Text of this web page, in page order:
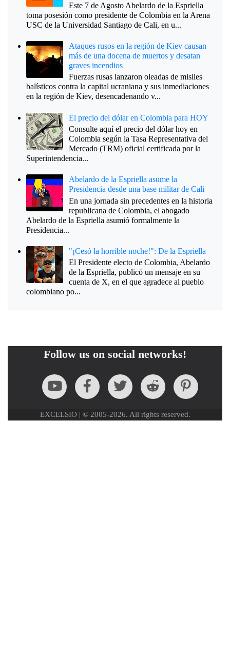
Este 7 de Agosto Abelardo de la Espriella
toma posesión como presidente de Colombia en la Arena
USC de la Universidad Santiago de Cali, en u...
Ataques rusos en la región de Kiev causan
más de una docena de muertos y desatan
graves incendios
Fuerzas rusas lanzaron oleadas de misiles
balísticos contra la capital ucraniana y sus inmediaciones
en la región de Kiev, desencadenando v...
El precio del dólar en Colombia para HOY
Consulte aquí el precio del dólar hoy en
Colombia según la Tasa Representativa del
Mercado (TRM) oficial certificada por la
Superintendencia...
Abelardo de la Espriella asume la
Presidencia desde una base militar de Cali
En una jornada sin precedentes en la historia
republicana de Colombia, el abogado
Abelardo de la Espriella asumió formalmente la
Presidencia...
"¡Cesó la horrible noche!": De la Espriella
El Presidente electo de Colombia, Abelardo
de la Espriella, publicó un mensaje en su
cuenta de X, en el que agradece al pueblo
colombiano po...
Follow us on social networks!
EXCELSIO | © 2005-2026. All rights reserved.